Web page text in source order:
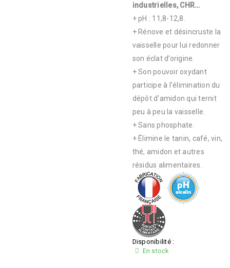
industrielles, CHR…
+ pH : 11,8-12,8.
+ Rénove et désincruste la
vaisselle pour lui redonner
son éclat d’origine.
+ Son pouvoir oxydant
participe à l’élimination du
dépôt d’amidon qui ternit
peu à peu la vaisselle.
+ Sans phosphate.
+ Élimine le tanin, café, vin,
thé, amidon et autres
résidus alimentaires.
Disponibilité :
En stock